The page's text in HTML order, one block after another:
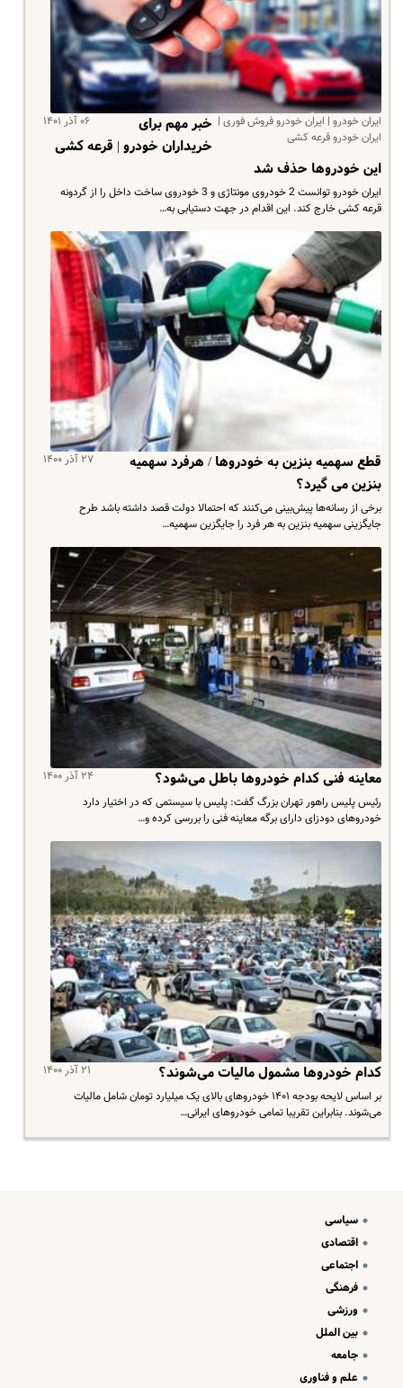
ایران خودرو | ایران خودرو فروش فوری |
ایران خودرو قرعه کشی
۰۶ آذر ۱۴۰۱
خبر مهم برای
خریداران خودرو | قرعه‌ کشی
این خودروها حذف شد
ایران خودرو توانست 2 خودروی مونتاژی و 3 خودروی ساخت داخل را از گردونه
قرعه کشی خارج کند. این اقدام در جهت دستیابی به…
۲۷ آذر ۱۴۰۰
قطع سهمیه‌ بنزین به خودروها / هرفرد سهمیه
بنزین می گیرد؟
برخی از رسانه‌ها پیش‌بینی می‌کنند که احتمالا دولت قصد داشته باشد طرح
جایگزینی سهمیه بنزین به هر فرد را جایگزین سهمیه‌…
۲۴ آذر ۱۴۰۰ معاینه فنی کدام خودروها باطل می‌شود؟
رئیس پلیس راهور تهران بزرگ گفت: پلیس با سیستمی که در اختیار دارد
خودروهای دودزای دارای برگه معاینه فنی را بررسی کرده و…
۲۱ آذر ۱۴۰۰ کدام خودروها مشمول مالیات می‌شوند؟
بر اساس لایحه بودجه ۱۴۰۱ خودروهای بالای یک میلیارد تومان شامل مالیات
می‌شوند. بنابراین تقریبا تمامی خودروهای ایرانی…
سیاسی
اقتصادی
اجتماعی
فرهنگی
ورزشی
بین الملل
جامعه
علم و فناوری